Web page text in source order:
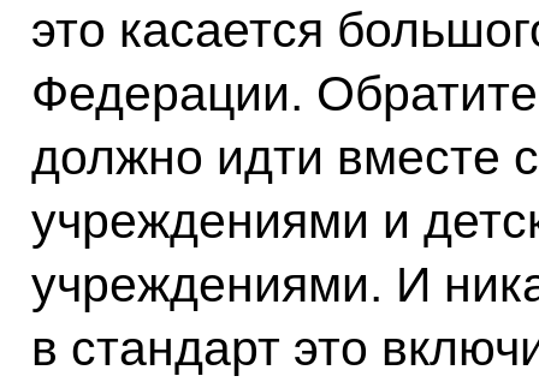
это касается
Федерации.
должно идти вместе
учреждениями и
учреждениями. И
в стандарт это